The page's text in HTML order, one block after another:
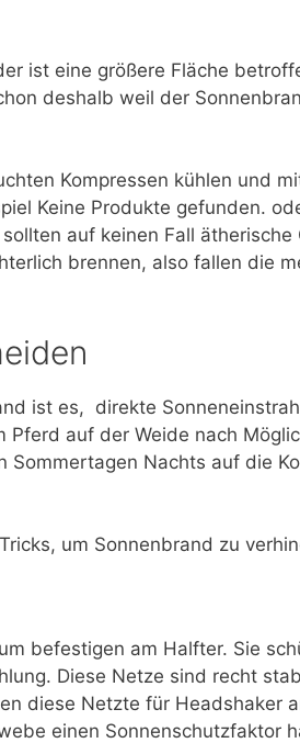
ist eine größere Fläche
deshalb weil der
Kompressen kühlen und
Keine Produkte gefunden.
auf keinen Fall
brennen, also fallen die
ist es, direkte
Pferd auf der Weide nach
Sommertagen Nachts auf die
um Sonnenbrand zu
befestigen am Halfter. Sie
Diese Netze sind recht
diese Netzte für Headshaker
einen Sonnenschutzfaktor